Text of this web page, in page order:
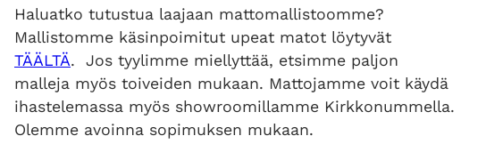
Haluatko tutustua laajaan mattomallistoomme?
Mallistomme käsinpoimitut upeat matot löytyvät
TÄÄLTÄ. Jos tyylimme miellyttää, etsimme paljon
malleja myös toiveiden mukaan. Mattojamme voit käydä
ihastelemassa myös showroomillamme Kirkkonummella.
Olemme avoinna sopimuksen mukaan.